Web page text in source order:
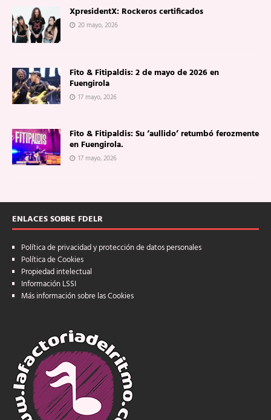
XpresidentX: Rockeros certificados
20 mayo, 2026
Fito & Fitipaldis: 2 de mayo de 2026 en
Fuengirola
17 mayo, 2026
Fito & Fitipaldis: Su ‘aullido’ retumbó ferozmente
en Fuengirola.
17 mayo, 2026
ENLACES SOBRE FDELR
Política de privacidad y protección de datos personales
Política de Cookies
Propiedad intelectual
Información LSSI
Más información sobre las Cookies